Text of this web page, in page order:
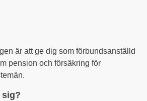
är att ge dig som förbundsanställd
pension och försäkring för
sig?